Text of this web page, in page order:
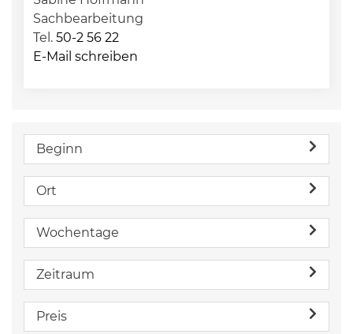
Sachbearbeitung
Tel. 50-2 56 22
E-Mail schreiben
Beginn
Ort
Wochentage
Zeitraum
Preis